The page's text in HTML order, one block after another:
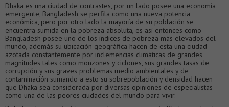
Dhaka es una ciudad de contrastes, por un lado posee una economía
emergente, Bangladesh se perfila como una nueva potencia
económica, pero por otro lado la mayoría de su población se
encuentra sumida en la pobreza absoluta, es así entonces como
Bangladesh posee uno de los índices de pobreza más elevados del
mundo, además su ubicación geográfica hacen de esta una ciudad
azotada constantemente por inclemencias climáticas de grandes
magnitudes tales como monzones y ciclones, sus grandes tasas de
corrupción y sus graves problemas medio ambientales y de
contaminación sumando a esto su sobrepoblación y densidad hacen
que Dhaka sea considerada por diversas opiniones de especialistas
como una de las peores ciudades del mundo para vivir.